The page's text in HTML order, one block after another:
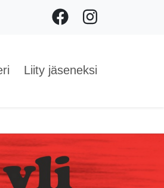
FacebookInstagram
Liity jäseneksi